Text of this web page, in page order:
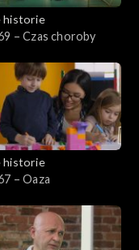
historie
– Czas choroby
historie
– Oaza